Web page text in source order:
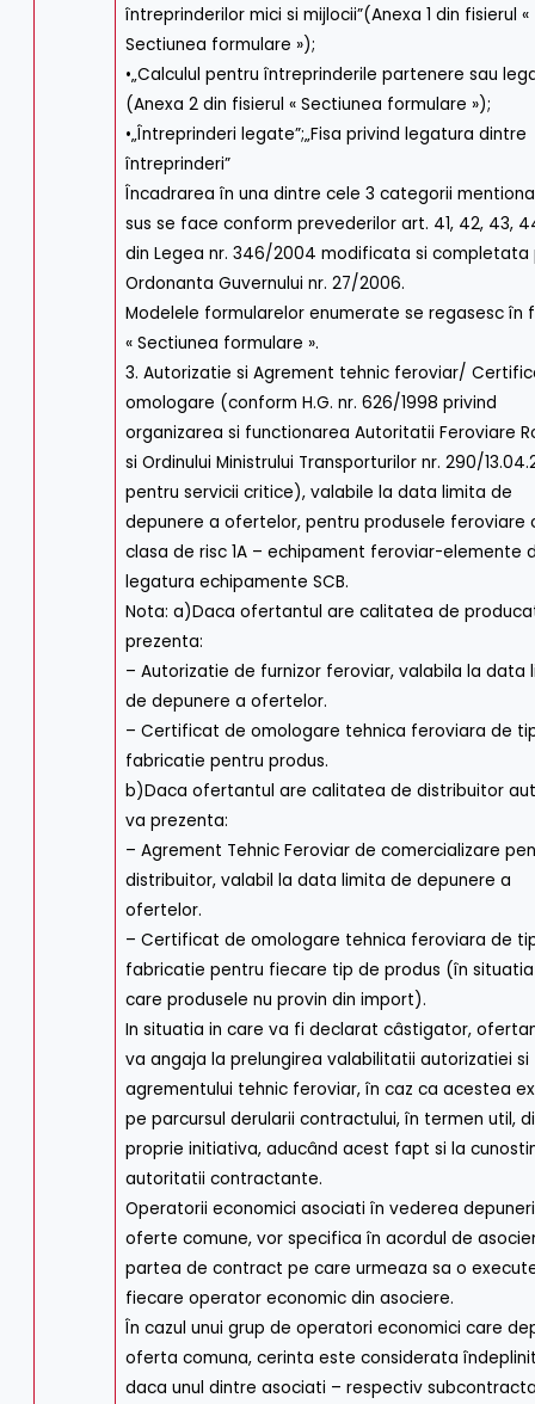
întreprinderilor mici si mijlocii”(Anexa 1 din fisierul «
Sectiunea formulare »);
•„Calculul pentru întreprinderile partenere sau
(Anexa 2 din fisierul « Sectiunea formulare »);
•„Întreprinderi legate”;„Fisa privind legatura dintre
întreprinderi”
Încadrarea în una dintre cele 3 categorii
sus se face conform prevederilor art. 41, 42, 43,
din Legea nr. 346/2004 modificata si completata
Ordonanta Guvernului nr. 27/2006.
Modelele formularelor enumerate se regasesc în
« Sectiunea formulare ».
3. Autorizatie si Agrement tehnic feroviar/
omologare (conform H.G. nr. 626/1998 privind
organizarea si functionarea Autoritatii Feroviare
si Ordinului Ministrului Transporturilor nr. 290/
pentru servicii critice), valabile la data limita de
depunere a ofertelor, pentru produsele feroviare
clasa de risc 1A – echipament feroviar-elemente
legatura echipamente SCB.
Nota: a)Daca ofertantul are calitatea de
prezenta:
– Autorizatie de furnizor feroviar, valabila la data
de depunere a ofertelor.
– Certificat de omologare tehnica feroviara de
fabricatie pentru produs.
b)Daca ofertantul are calitatea de distribuitor
va prezenta:
– Agrement Tehnic Feroviar de comercializare
distribuitor, valabil la data limita de depunere a
ofertelor.
– Certificat de omologare tehnica feroviara de
fabricatie pentru fiecare tip de produs (în
care produsele nu provin din import).
In situatia in care va fi declarat câstigator,
va angaja la prelungirea valabilitatii autorizatiei si
agrementului tehnic feroviar, în caz ca acestea
pe parcursul derularii contractului, în termen util,
proprie initiativa, aducând acest fapt si la
autoritatii contractante.
Operatorii economici asociati în vederea
oferte comune, vor specifica în acordul de
partea de contract pe care urmeaza sa o
fiecare operator economic din asociere.
În cazul unui grup de operatori economici care
oferta comuna, cerinta este considerata
daca unul dintre asociati – respectiv